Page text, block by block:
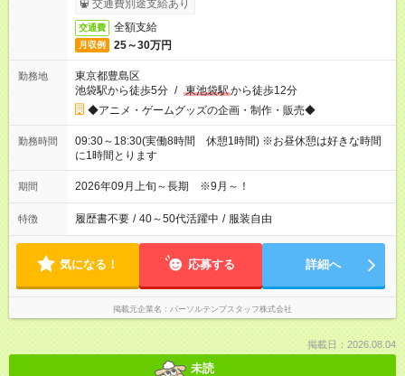
交通費別途支給あり
交通費 全額支給
月収例 25～30万円
勤務地
東京都豊島区
池袋駅から徒歩5分 / 東池袋駅から徒歩12分
◆アニメ・ゲームグッズの企画・制作・販売◆
勤務時間
09:30～18:30(実働8時間 休憩1時間) ※お昼休憩は好きな時間
に1時間とります
期間 2026年09月上旬～長期 ※9月～！
特徴 履歴書不要 / 40～50代活躍中 / 服装自由
気になる！ 応募する 詳細へ
掲載元企業名 パーソルテンプスタッフ株式会社
掲載日：2026.08.04
未読